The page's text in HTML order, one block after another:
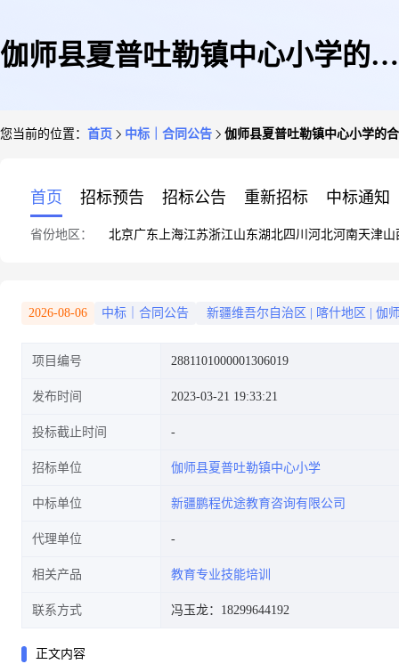
伽师县夏普吐勒镇中心小学的合
您当前的位置： 首页 中标｜合同公告 伽师县夏普吐勒镇中心小学的
首页 招标预告 招标公告 重新招标 中标通知
省份地区： 北京广东 上海江苏浙江山东湖北四川 河北河南天津山
2026-08-06 中标｜合同公告 新疆维吾尔自治区 喀什地区 伽
项目编号 2881101000001306019
发布时间 2023-03-21 19:33:21
投标截止时间
招标单位 伽师县夏普吐勒镇中心小学
中标单位 新疆鹏程优途教育咨询有限公司
代理单位
相关产品 教育专业技能培训
联系方式 冯玉龙：18299644192
正文内容